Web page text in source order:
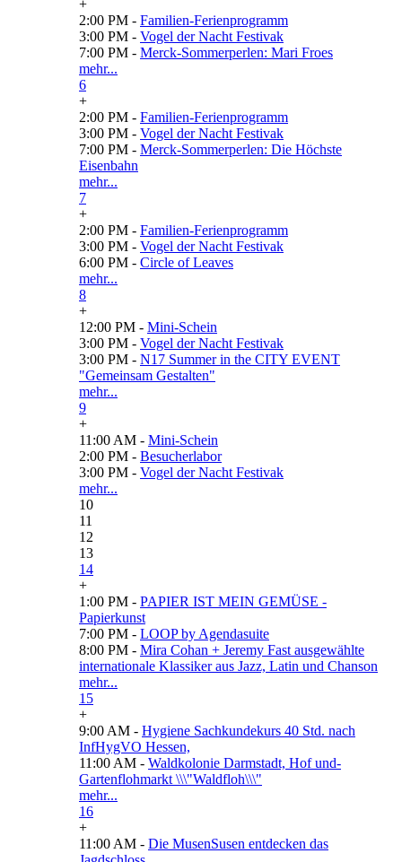
+
2:00 PM - Familien-Ferienprogramm
3:00 PM - Vogel der Nacht Festivak
7:00 PM - Merck-Sommerperlen: Mari Froes
mehr...
6
+
2:00 PM - Familien-Ferienprogramm
3:00 PM - Vogel der Nacht Festivak
7:00 PM - Merck-Sommerperlen: Die Höchste
Eisenbahn
mehr...
7
+
2:00 PM - Familien-Ferienprogramm
3:00 PM - Vogel der Nacht Festivak
6:00 PM - Circle of Leaves
mehr...
8
+
12:00 PM - Mini-Schein
3:00 PM - Vogel der Nacht Festivak
3:00 PM - N17 Summer in the CITY EVENT
"Gemeinsam Gestalten"
mehr...
9
+
11:00 AM - Mini-Schein
2:00 PM - Besucherlabor
3:00 PM - Vogel der Nacht Festivak
mehr...
10
11
12
13
14
+
1:00 PM - PAPIER IST MEIN GEMÜSE -
Papierkunst
7:00 PM - LOOP by Agendasuite
8:00 PM - Mira Cohan + Jeremy Fast ausgewählte
internationale Klassiker aus Jazz, Latin und Chanson
mehr...
15
+
9:00 AM - Hygiene Sachkundekurs 40 Std. nach
InfHygVO Hessen,
11:00 AM - Waldkolonie Darmstadt, Hof und-
Gartenflohmarkt \\\"Waldfloh\\\"
mehr...
16
+
11:00 AM - Die MusenSusen entdecken das